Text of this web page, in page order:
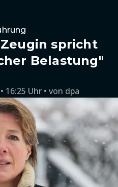
spricht
Belastung"
16:25 Uhr von dpa